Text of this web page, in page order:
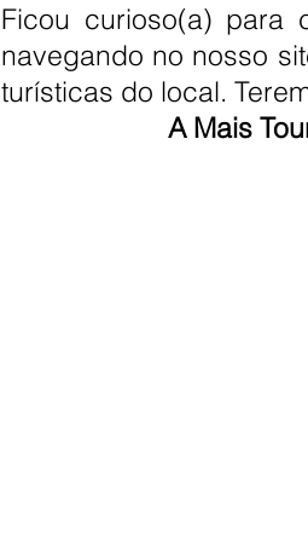
Ficou curioso(a) para
navegando no nosso
turísticas do local.
A Mais